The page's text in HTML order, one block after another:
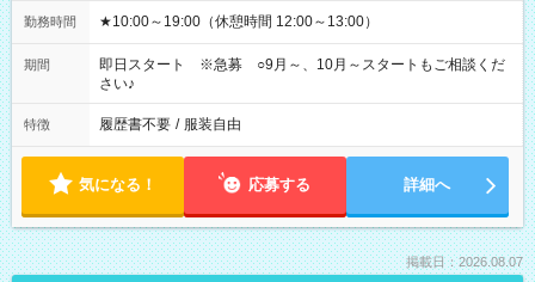
勤務時間 ★10:00～19:00（休憩時間 12:00～13:00）
期間
即日スタート ※急募 ○9月～、10月～スタートもご相談くだ
さい♪
特徴 履歴書不要 / 服装自由
気になる！ 応募する 詳細へ
掲載日：2026.08.07